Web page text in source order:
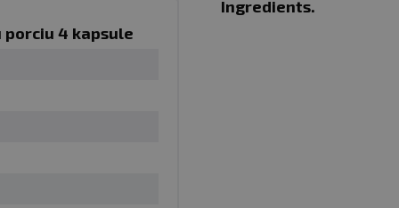
ženy. Uchovávajte mimo dosahu detí! Skladujte na
slnečného žiarenia. Chráňte pred mrazom.
porciu 4 kapsule
Ingredients.